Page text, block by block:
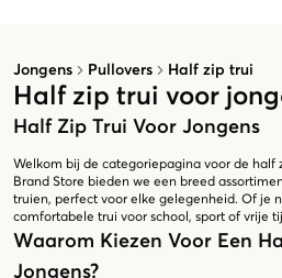
Jongens Pullovers Half zip trui
Half zip trui voor
Half Zip Trui Voor Jongens
Welkom bij de categoriepagina voor de half
Brand Store bieden we een breed
truien, perfect voor elke gelegenheid. Of je
comfortabele trui voor school, sport of vrije
Waarom Kiezen Voor Een
Jongens?